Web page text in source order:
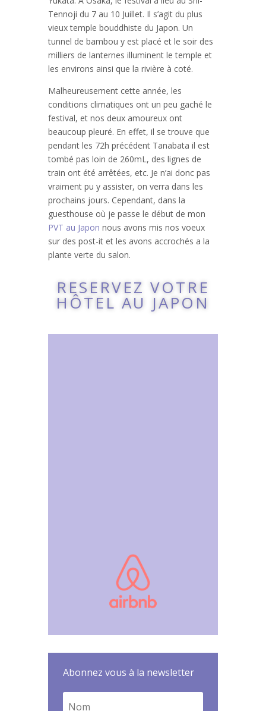
Tennoji du 7 au 10 Juillet. Il s’agit du plus
vieux temple bouddhiste du Japon. Un
tunnel de bambou y est placé et le soir des
milliers de lanternes illuminent le temple et
les environs ainsi que la rivière à coté.
Malheureusement cette année, les
conditions climatiques ont un peu gaché le
festival, et nos deux amoureux ont
beaucoup pleuré. En effet, il se trouve que
pendant les 72h précédent Tanabata il est
tombé pas loin de 260mL, des lignes de
train ont été arrêtées, etc. Je n’ai donc pas
vraiment pu y assister, on verra dans les
prochains jours. Cependant, dans la
guesthouse où je passe le début de mon
PVT au Japon nous avons mis nos voeux
sur des post-it et les avons accrochés a la
plante verte du salon.
RESERVEZ VOTRE
HÔTEL AU JAPON
Abonnez vous à la newsletter